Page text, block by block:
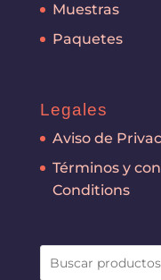
Muestras
Paquetes
Legales
Aviso de
Términos y
Conditions